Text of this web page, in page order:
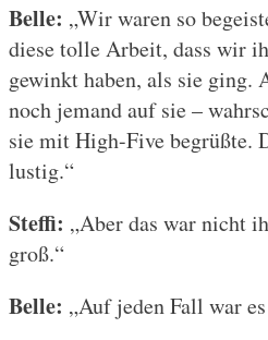
Belle: „Wir waren so
diese tolle Arbeit, dass wir
gewinkt haben, als sie ging.
noch jemand auf sie –
sie mit High-Five begrüßte.
lustig.“
Steffi: „Aber das war nicht
groß.“
Belle: „Auf jeden Fall war